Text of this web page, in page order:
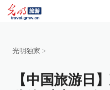
光明独家 >
【中国旅游日